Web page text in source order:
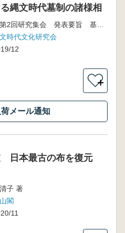
縄文時代墓制の諸様相
第2回研究集会 発表要旨 基礎資料集
時代文化研究会
12
＋
メール通知
日本最古の布を復元
子 著
閣
11